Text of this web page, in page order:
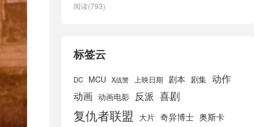
阅读(793)
标签云
DC MCU X战警 上映日期 剧本 剧集 动作
动画 动画电影 反派 喜剧
复仇者联盟 大片 奇异博士 奥斯卡